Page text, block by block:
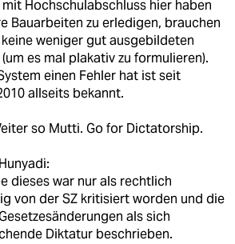
Hochschulabschluss hier haben
Bauarbeiten zu erledigen, brauchen
weniger gut ausgebildeten
es mal plakativ zu formulieren).
einen Fehler hat ist seit
allseits bekannt.
so Mutti. Go for Dictatorship.
dieses war nur als rechtlich
von der SZ kritisiert worden und die
als sich
Diktatur beschrieben.